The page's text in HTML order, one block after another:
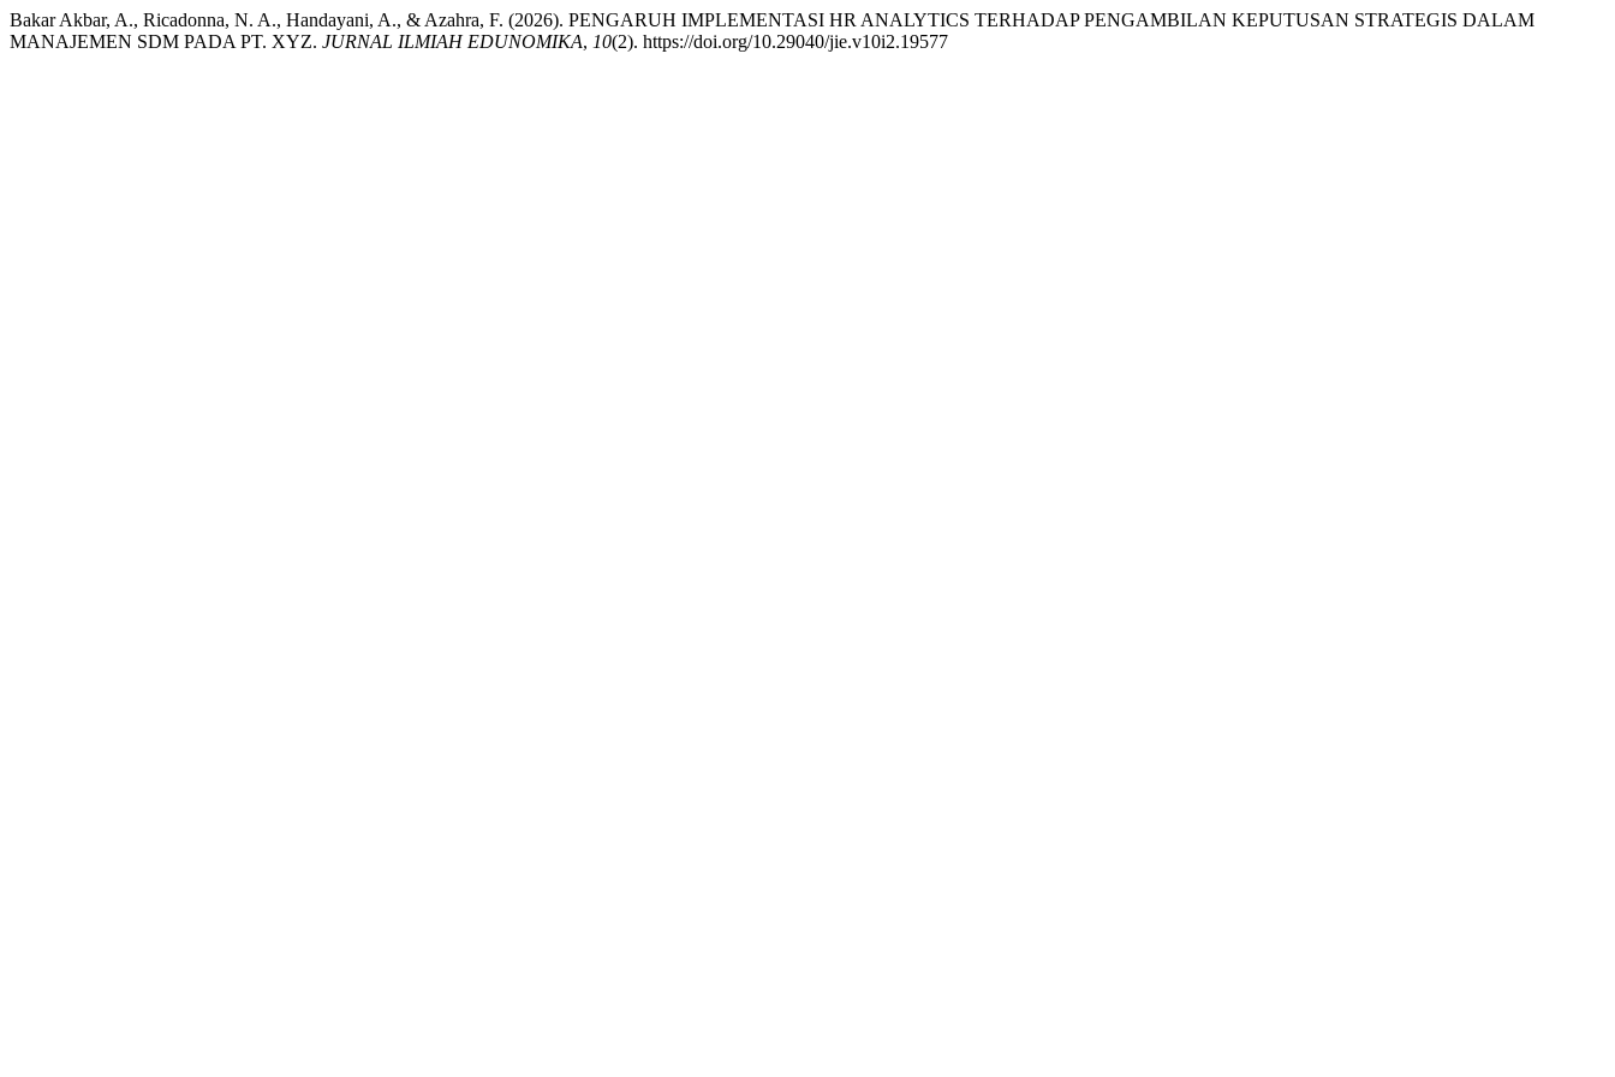
Bakar Akbar, A., Ricadonna, N. A., Handayani, A., & Azahra, F. (2026). PENGARUH IMPLEMENTASI HR ANALYTICS TERHADAP PENGAMBILAN KEPUTUSAN STRATEGIS DALAM
MANAJEMEN SDM PADA PT. XYZ. JURNAL ILMIAH EDUNOMIKA, 10(2). https://doi.org/10.29040/jie.v10i2.19577